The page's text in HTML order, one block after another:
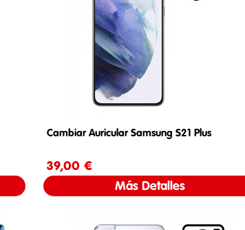
Cambiar Auricular Samsung S21 Plus
39,00 €
Más Detalles